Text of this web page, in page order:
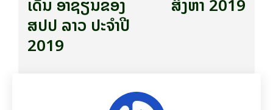
ສປປ ລາວ ປະຈຳປີ
2019